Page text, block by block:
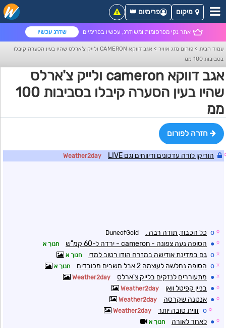
אתר נקי מפרסומות ומשודרג, עכשיו בפרימיום שדרג עכשיו
מיקום פרימיום 👑
עמוד הבית > פורום מזג אוויר >
אגב דווקא CAMERON ולייק צ'ארלס שהיו בעין הסערה קיבלו
בסביבות 100 ממ
אגב דווקא cameron ולייק צ'ארלס
שהיו בעין הסערה קיבלו בסביבות 100
ממ
חזרה לפורום
הוריקן לורה עדכונים ודיווחים וגם LIVE Weather2day
☼
o כל הכבוד, תודה רבה . DuneofGold
☼
● הסופה נעה צפונה - cameron - ירדה ל-60 קמ"ש חנוך א
☼
o גם במדינת אודישה במזרח הודו רטוב למדי חנוך א
☼
o הסופה נחלשה לעוצמה 2 אבל משבים מכובדים חנוך א
☼
● מתעוררים לנזקים בלייק צ'ארלס Weather2day
☼
● בניין קפיטל וואן Weather2day
☼
● אנטנה שקרסה Weather2day
☼
o זווית טובה יותר Weather2day
☼
● לאחר לאורה חנוך א